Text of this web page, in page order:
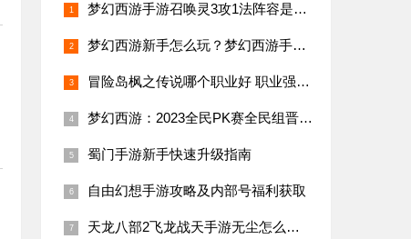
梦幻西游手游召唤灵3攻1法阵容是什么？
梦幻西游新手怎么玩？梦幻西游手游攻略，让你新手变大佬
冒险岛枫之传说哪个职业好 职业强度排行推荐
梦幻西游：2023全民PK赛全民组晋级赛综述
蜀门手游新手快速升级指南
自由幻想手游攻略及内部号福利获取
天龙八部2飞龙战天手游无尘怎么加点？